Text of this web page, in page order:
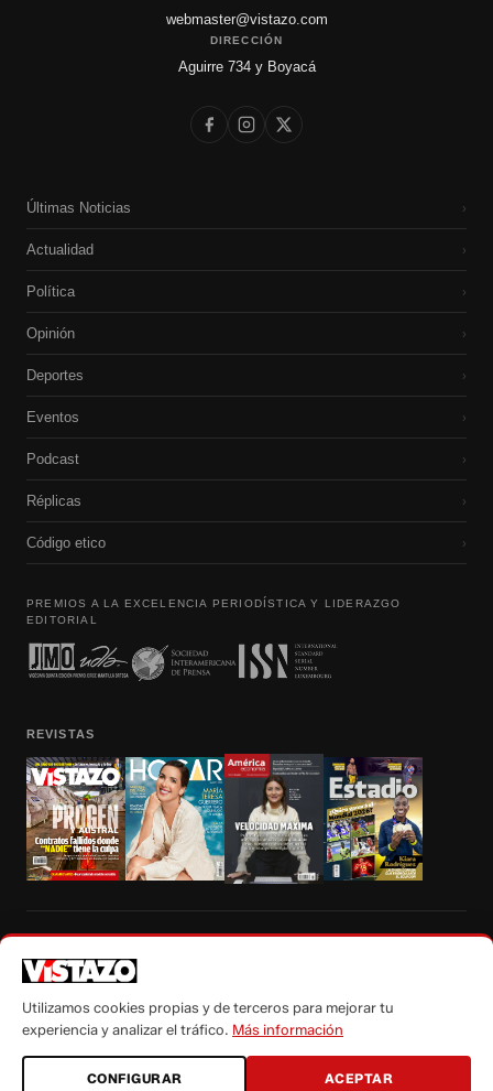
webmaster@vistazo.com
DIRECCIÓN
Aguirre 734 y Boyacá
Últimas Noticias ›
Actualidad ›
Política ›
Opinión ›
Deportes ›
Eventos ›
Podcast ›
Réplicas ›
Código etico ›
PREMIOS A LA EXCELENCIA PERIODÍSTICA Y LIDERAZGO
EDITORIAL
REVISTAS
autorización escrita de su titular, de todos los contenidos de Vistazo.com.
Utilizamos cookies propias y de terceros para mejorar tu
experiencia y analizar el tráfico. Más información
CONFIGURAR ACEPTAR